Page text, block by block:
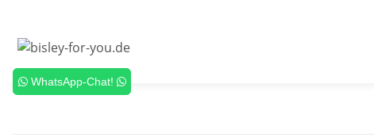
WhatsApp-Chat!